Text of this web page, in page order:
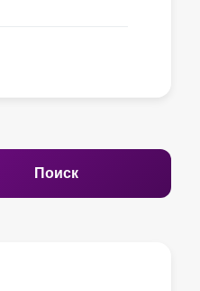
Поиск